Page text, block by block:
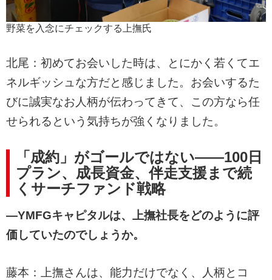
野菜を入念にチェックする上撫氏
北尾：初めてお会いした時は、とにかく若くてエ
ネルギッシュな方だと感じました。お会いするた
びに誠実なお人柄が伝わってきて、この方なら任
せられるという気持ちが強くなりました。
「成約」がゴールではない――100日
プラン、成長資金、伴走支援まで続
くサーチファンド戦略
―YMFGキャピタルは、上撫社長をどのように評
価していたのでしょうか。
藤本：上撫さんは、能力だけでなく、人柄とコ